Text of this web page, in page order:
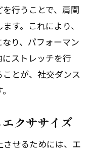
行うことで、肩関
す。これにより、
り、パフォーマン
ストレッチを行
とが、社交ダンス
クササイズ
せるためには、エ